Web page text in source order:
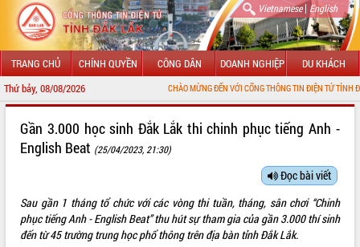
Vietnamese| English
TRANG CHỦ CHÍNH QUYỀN CÔNG DÂN DOANH NGHIỆP DU KHÁCH
Thứ bảy, 08/08/2026 CHÀO MỪNG ĐẾN VỚI CỔNG THÔNG TIN ĐIỆN TỬ TỈNH ĐẮK LẮK
LÃNH ĐẠO UBND TỈNH
SỞ, BAN, NGÀNH
Gần 3.000 học sinh Đắk Lắk thi chinh phục tiếng Anh -
English Beat (25/04/2023, 21:30)
Đọc bài viết
Sau gần 1 tháng tổ chức với các vòng thi tuần, tháng, sân chơi “Chinh
phục tiếng Anh - English Beat” thu hút sự tham gia của gần 3.000 thí sinh
đến từ 45 trường trung học phổ thông trên địa bàn tỉnh Đắk Lắk.